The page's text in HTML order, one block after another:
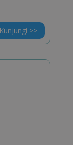
Kunjungi >>